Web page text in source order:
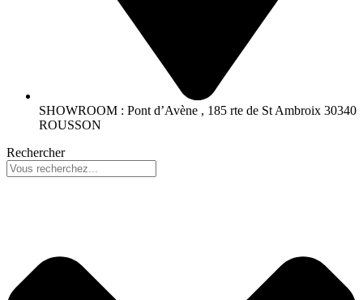
SHOWROOM : Pont d’Avène , 185 rte de St Ambroix 30340
ROUSSON
Rechercher